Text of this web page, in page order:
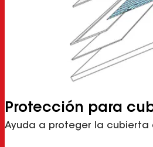
Protección para
Ayuda a proteger la cubierta